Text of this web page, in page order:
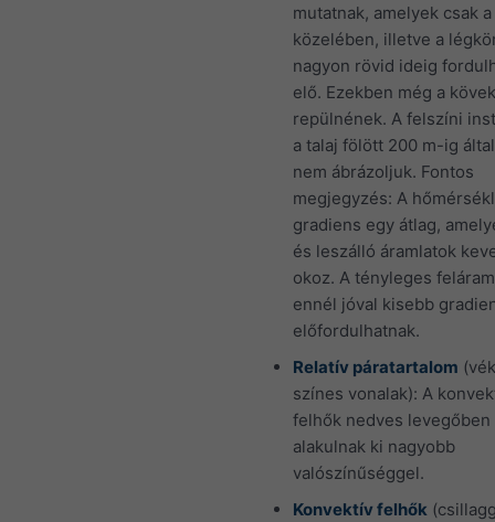
mutatnak, amelyek csak
közelében, illetve a
nagyon rövid ideig
elő. Ezekben még a
repülnének. A felszíni
a talaj fölött 200 m-ig
nem ábrázoljuk. Fontos
megjegyzés: A
gradiens egy átlag,
és leszálló áramlatok
okoz. A tényleges
ennél jóval kisebb
előfordulhatnak.
Relatív páratartalom
színes vonalak): A
felhők nedves levegőben
alakulnak ki nagyobb
valószínűséggel.
Konvektív felhők